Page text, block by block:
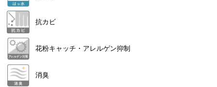
抗カビ
花粉キャッチ・アレルゲン抑制
消臭